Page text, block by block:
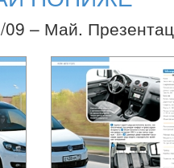
09 – Май.